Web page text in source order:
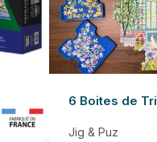
6 Boites de Tri
Jig & Puz